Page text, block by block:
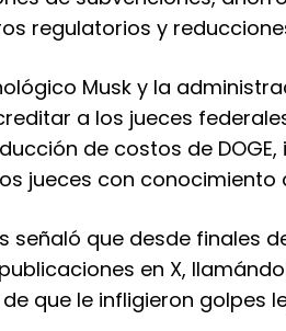
regulatorios y
Musk y la
a los jueces
de costos de
jueces con conocimiento
señaló que desde finales
en X,
que le infligieron golpes